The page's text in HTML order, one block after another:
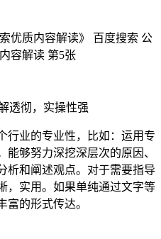
彻，实操性强
业的专业性，比如：运用专
够努力深挖深层次的原因、
析和阐述观点。对于需要指导
，实用。如果单纯通过文字等
富的形式传达。